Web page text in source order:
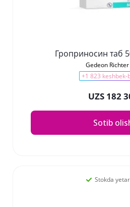
Гроприносин таб
Gedeon Richter
+1 823 keshbek-
UZS 182
Sotib
Stokda